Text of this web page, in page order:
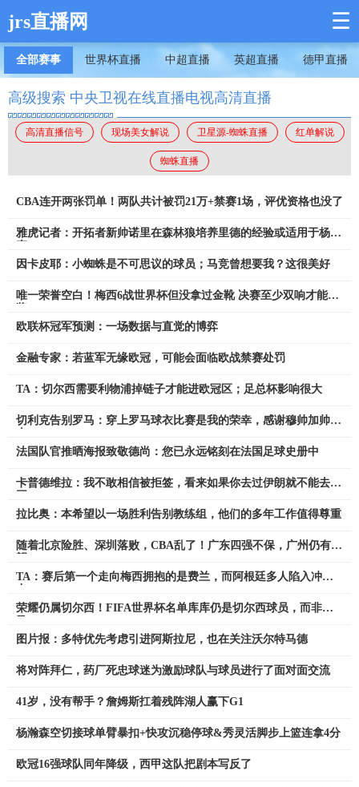
jrs直播网 ☰
全部赛事 世界杯直播 中超直播 英超直播 德甲直播
高级搜索 中央卫视在线直播电视高清直播
高清直播信号 现场美女解说 卫星源-蜘蛛直播 红单解说
蜘蛛直播
CBA连开两张罚单！两队共计被罚21万+禁赛1场，评优资格也没了
雅虎记者：开拓者新帅诺里在森林狼培养里德的经验或适用于杨瀚
因卡皮耶：小蜘蛛是不可思议的球员；马竞曾想要我？这很美好
唯一荣誉空白！梅西6战世界杯但没拿过金靴 决赛至少双响才能获
欧联杯冠军预测：一场数据与直觉的博弈
金融专家：若蓝军无缘欧冠，可能会面临欧战禁赛处罚
TA：切尔西需要利物浦掉链子才能进欧冠区；足总杯影响很大
切利克告别罗马：穿上罗马球衣比赛是我的荣幸，感谢穆帅加帅等
法国队官推晒海报致敬德尚：您已永远铭刻在法国足球史册中
卡普德维拉：我不敢相信被拒签，看来如果你去过伊朗就不能去美
拉比奥：本希望以一场胜利告别教练组，他们的多年工作值得尊重
随着北京险胜、深圳落败，CBA乱了！广东四强不保，广州仍有希
TA：赛后第一个走向梅西拥抱的是费兰，而阿根廷多人陷入冲突
荣耀仍属切尔西！FIFA世界杯名单库库仍是切尔西球员，而非皇
图片报：多特优先考虑引进阿斯拉尼，也在关注沃尔特马德
将对阵拜仁，药厂死忠球迷为激励球队与球员进行了面对面交流
41岁，没有帮手？詹姆斯扛着残阵湖人赢下G1
杨瀚森空切接球单臂暴扣+快攻沉稳停球&秀灵活脚步上篮连拿4分
欧冠16强球队同年降级，西甲这队把剧本写反了